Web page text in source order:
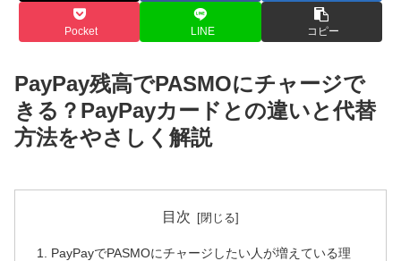
Pocket LINE コピー
PayPay残高でPASMOにチャージで
きる？PayPayカードとの違いと代替
方法をやさしく解説
目次
PayPayでPASMOにチャージしたい人が増えている理